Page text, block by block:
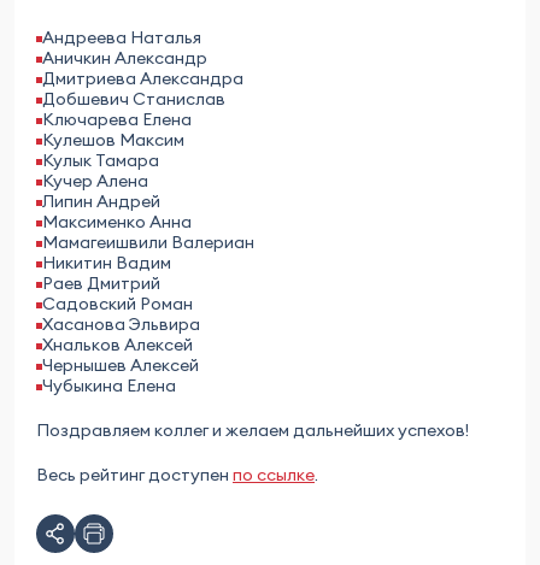
Андреева Наталья
Аничкин Александр
Дмитриева Александра
Добшевич Станислав
Ключарева Елена
Кулешов Максим
Кулык Тамара
Кучер Алена
Липин Андрей
Максименко Анна
Мамагеишвили Валериан
Никитин Вадим
Раев Дмитрий
Садовский Роман
Хасанова Эльвира
Хнальков Алексей
Чернышев Алексей
Чубыкина Елена
Поздравляем коллег и желаем дальнейших успехов!
Весь рейтинг доступен по ссылке.